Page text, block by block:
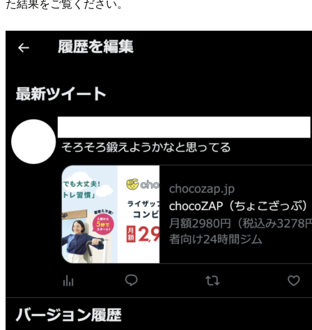
た結果をご覧ください。